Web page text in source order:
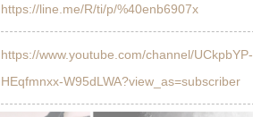
https://line.me/R/ti/p/%40enb6907x
https://www.youtube.com/channel/UCkpbYP-
HEqfmnxx-W95dLWA?view_as=subscriber